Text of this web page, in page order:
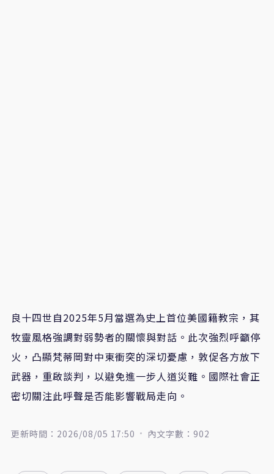
良十四世自2025年5月當選為史上首位美國籍教宗，其
牧靈風格強調對弱勢者的關懷與對話。此次強烈呼籲停
火，凸顯梵蒂岡對中東衝突的深切憂慮，敦促各方放下
武器，重啟談判，以避免進一步人道災難。國際社會正
密切關注此呼聲是否能影響戰局走向。
更新時間：2026/08/05 17:50 內文字數：902